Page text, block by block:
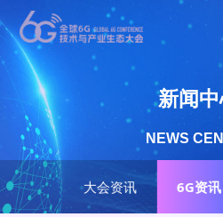
大会资讯 6G资讯
新闻
NEWS